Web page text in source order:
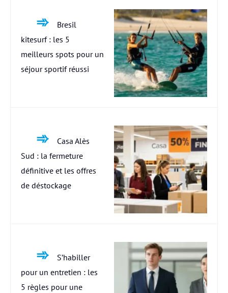
Bresil
kitesurf : les 5
meilleurs spots pour un
séjour sportif réussi
Casa Alès
Sud : la fermeture
définitive et les offres
de déstockage
S’habiller
pour un entretien : les
5 règles pour une